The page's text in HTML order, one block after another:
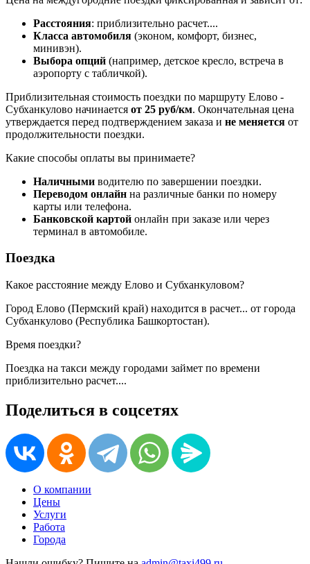
Расстояния: приблизительно расчет....
Класса автомобиля (эконом, комфорт, бизнес,
минивэн).
Выбора опций (например, детское кресло, встреча в
аэропорту с табличкой).
Приблизительная стоимость поездки по маршруту Елово -
Субханкулово начинается от 25 руб/км. Окончательная цена
утверждается перед подтверждением заказа и не меняется от
продолжительности поездки.
Какие способы оплаты вы принимаете?
Наличными водителю по завершении поездки.
Переводом онлайн на различные банки по номеру
карты или телефона.
Банковской картой онлайн при заказе или через
терминал в автомобиле.
Поездка
Какое расстояние между Елово и Субханкуловом?
Город Елово (Пермский край) находится в расчет... от города
Субханкулово (Республика Башкортостан).
Время поездки?
Поездка на такси между городами займет по времени
приблизительно расчет....
Поделиться в соцсетях
О компании
Цены
Услуги
Работа
Города